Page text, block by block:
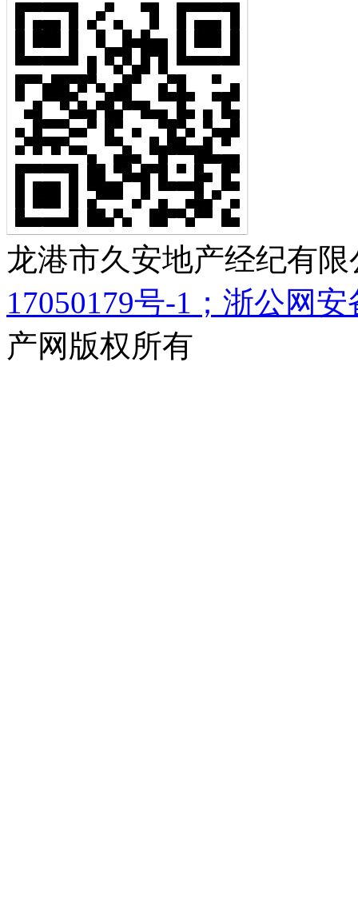
龙港市久安地产经纪有
17050179号-1；浙公网安
产网版权所有